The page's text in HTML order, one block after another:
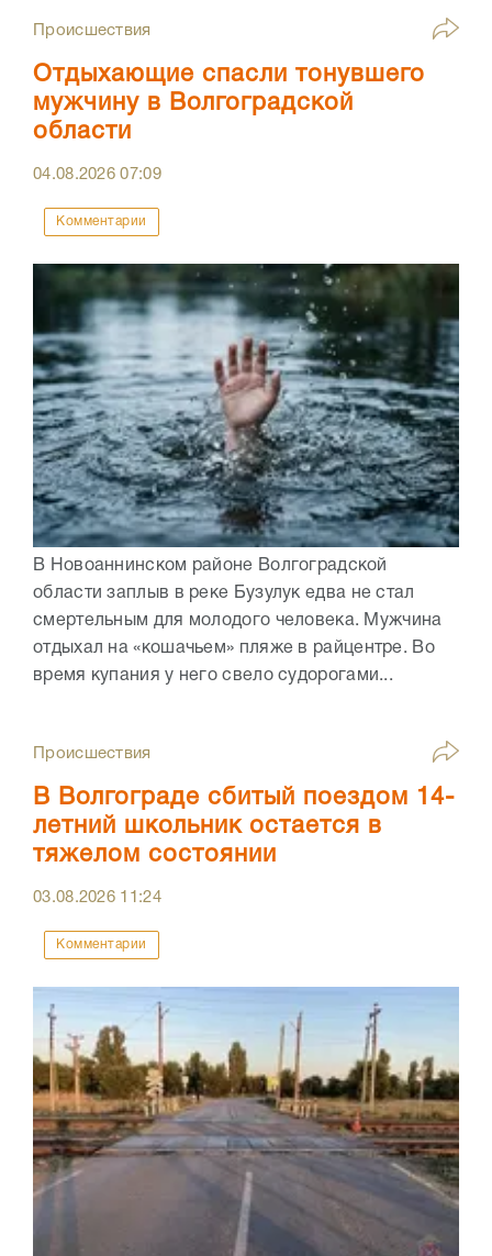
Происшествия
Отдыхающие спасли тонувшего
мужчину в Волгоградской
области
04.08.202607:09
Комментарии
В Новоаннинском районе Волгоградской
области заплыв в реке Бузулук едва не стал
смертельным для молодого человека. Мужчина
отдыхал на «кошачьем» пляже в райцентре. Во
время купания у него свело судорогами...
Происшествия
В Волгограде сбитый поездом 14-
летний школьник остается в
тяжелом состоянии
03.08.2026 11:24
Комментарии